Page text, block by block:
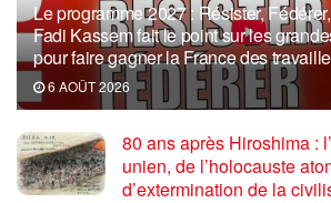
Le programme 2027 : Résister,
Fadi Kassem fait le point sur les
pour faire gagner la France des
6 AOÛT 2026
80 ans après Hiroshima :
unien, de l’holocauste
d’extermination de la